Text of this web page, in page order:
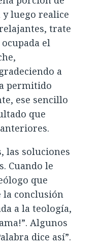
luego realice
trate
el
a
permitido
ese sencillo
que
las soluciones
Cuando le
que
la conclusión
a la teología,
Algunos
dice así”.